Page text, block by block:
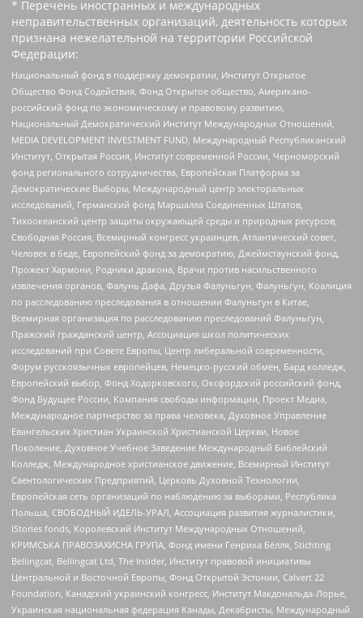
* Перечень иностранных и международных
неправительственных организаций, деятельность которых
признана нежелательной на территории Российской
Федерации:
Национальный фонд в поддержку демократии, Институт Открытое
Общество Фонд Содействия, Фонд Открытое общество, Американо-
российский фонд по экономическому и правовому развитию,
Национальный Демократический Институт Международных Отношений,
MEDIA DEVELOPMENT INVESTMENT FUND, Международный Республиканский
Институт, Открытая Россия, Институт современной России, Черноморский
фонд регионального сотрудничества, Европейская Платформа за
Демократические Выборы, Международный центр электоральных
исследований, Германский фонд Маршалла Соединенных Штатов,
Тихоокеанский центр защиты окружающей среды и природных ресурсов,
Свободная Россия, Всемирный конгресс украинцев, Атлантический совет,
Человек в беде, Европейский фонд за демократию, Джеймстаунский фонд,
Прожект Хармони, Родники дракона, Врачи против насильственного
извлечения органов, Фалунь Дафа, Друзья Фалуньгун, Фалуньгун, Коалиция
по расследованию преследования в отношении Фалуньгун в Китае,
Всемирная организация по расследованию преследований Фалуньгун,
Пражский гражданский центр, Ассоциация школ политических
исследований при Совете Европы, Центр либеральной современности,
Форум русскоязычных европейцев, Немецко-русский обмен, Бард колледж,
Европейский выбор, Фонд Ходорковского, Оксфордский российский фонд,
Фонд Будущее России, Компания свободы информации, Проект Медиа,
Международное партнерство за права человека, Духовное Управление
Евангельских Христиан Украинской Христианской Церкви, Новое
Поколение, Духовное Учебное Заведение Международный Библейский
Колледж, Международное христианское движение, Всемирный Институт
Саентологических Предприятий, Церковь Духовной Технологии,
Европейская сеть организаций по наблюдению за выборами, Республика
Польша, СВОБОДНЫЙ ИДЕЛЬ-УРАЛ, Ассоциация развития журналистики,
IStories fonds, Королевский Институт Международных Отношений,
КРИМСЬКА ПРАВОЗАХИСНА ГРУПА, Фонд имени Генриха Бёлля, Stichting
Bellingcat, Bellingcat Ltd, The Insider, Институт правовой инициативы
Центральной и Восточной Европы, Фонд Открытой Эстонии, Calvert 22
Foundation, Канадский украинский конгресс, Институт Макдональда-Лорье,
Украинская национальная федерация Канады, Декабристы, Международный